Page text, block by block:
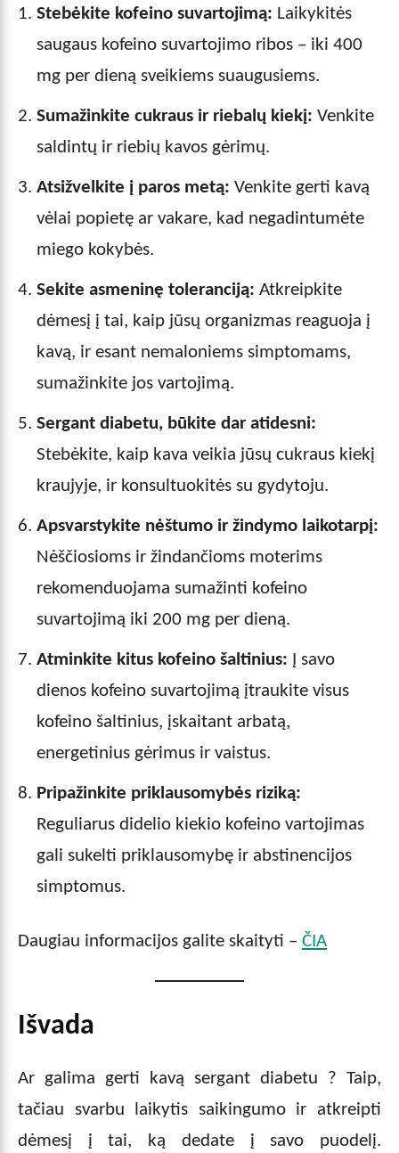
Stebėkite kofeino suvartojimą: Laikykitės
saugaus kofeino suvartojimo ribos – iki 400
mg per dieną sveikiems suaugusiems.
Sumažinkite cukraus ir riebalų kiekį: Venkite
saldintų ir riebių kavos gėrimų.
Atsižvelkite į paros metą: Venkite gerti kavą
vėlai popietę ar vakare, kad negadintumėte
miego kokybės.
Sekite asmeninę toleranciją: Atkreipkite
dėmesį į tai, kaip jūsų organizmas reaguoja į
kavą, ir esant nemaloniems simptomams,
sumažinkite jos vartojimą.
Sergant diabetu, būkite dar atidesni:
Stebėkite, kaip kava veikia jūsų cukraus kiekį
kraujyje, ir konsultuokitės su gydytoju.
Apsvarstykite nėštumo ir žindymo laikotarpį:
Nėščiosioms ir žindančioms moterims
rekomenduojama sumažinti kofeino
suvartojimą iki 200 mg per dieną.
Atminkite kitus kofeino šaltinius: Į savo
dienos kofeino suvartojimą įtraukite visus
kofeino šaltinius, įskaitant arbatą,
energetinius gėrimus ir vaistus.
Pripažinkite priklausomybės riziką:
Reguliarus didelio kiekio kofeino vartojimas
gali sukelti priklausomybę ir abstinencijos
simptomus.
Daugiau informacijos galite skaityti – ČIA
Išvada
Ar galima gerti kavą sergant diabetu ? Taip,
tačiau svarbu laikytis saikingumo ir atkreipti
dėmesį į tai, ką dedate į savo puodelį.